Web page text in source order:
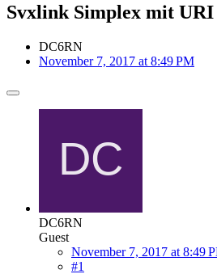
Svxlink Simplex mit
DC6RN
November 7, 2017 at 8:49 PM
DC6RN
Guest
November 7, 2017 at 8:49
#1